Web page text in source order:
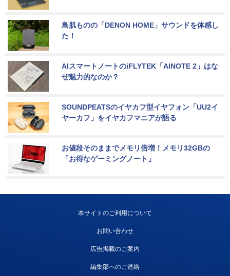
鳥肌ものの「DENON HOME」サウンドを体感し
た！
AIスマートノートのiFLYTEK「AINOTE 2」はな
ぜ魅力的なのか？
SOUNDPEATSのイヤカフ型イヤフォン「UU2イ
ヤーカフ」をイヤカフマニアが語る
お値段そのままでメモリ倍増！メモリ32GBの
「お得なゲーミングノート」
本サイトのご利用について
お問い合わせ
広告掲載のご案内
編集部へのご連絡